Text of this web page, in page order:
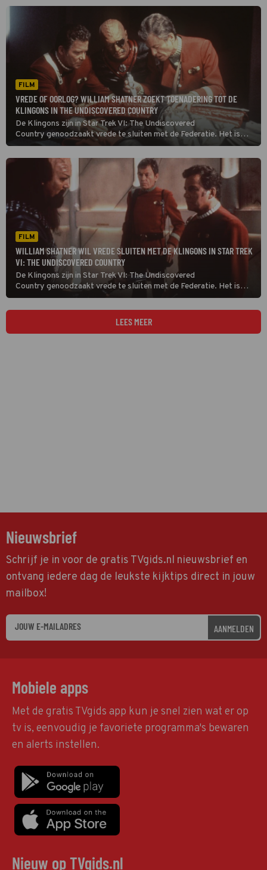
FILM
VREDE OF OORLOG? WILLIAM SHATNER ZOEKT TOENADERING TOT DE
KLINGONS IN THE UNDISCOVERED COUNTRY
De Klingons zijn in Star Trek VI: The Undiscovered
Country genoodzaakt vrede te sluiten met de Federatie. Het is
alleen nog maar de vraag of dat mogelijk is.
FILM
WILLIAM SHATNER WIL VREDE SLUITEN MET DE KLINGONS IN STAR TREK
VI: THE UNDISCOVERED COUNTRY
De Klingons zijn in Star Trek VI: The Undiscovered
Country genoodzaakt vrede te sluiten met de Federatie. Het is
alleen nog maar de vraag of dat mogelijk is.
LEES MEER
Nieuwsbrief
Schrijf je in voor de gratis TVgids.nl nieuwsbrief en
ontvang iedere dag de leukste kijktips direct in jouw
mailbox!
AANMELDEN
Mobiele apps
Met de gratis TVgids app kun je snel zien wat er op
tv is, eenvoudig je favoriete programma's bewaren
en alerts instellen.
Nieuw op TVgids.nl